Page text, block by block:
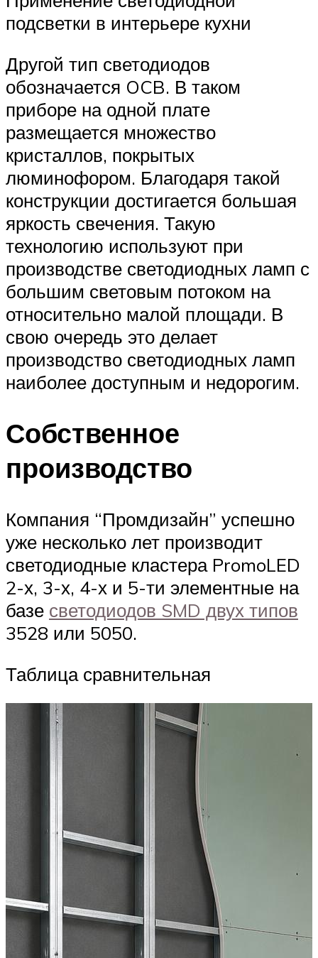
подсветки в интерьере кухни
Другой тип светодиодов
обозначается OCB. В таком
приборе на одной плате
размещается множество
кристаллов, покрытых
люминофором. Благодаря такой
конструкции достигается большая
яркость свечения. Такую
технологию используют при
производстве светодиодных ламп с
большим световым потоком на
относительно малой площади. В
свою очередь это делает
производство светодиодных ламп
наиболее доступным и недорогим.
Собственное
производство
Компания “Промдизайн” успешно
уже несколько лет производит
светодиодные кластера PromoLED
2-х, 3-х, 4-х и 5-ти элементные на
базе светодиодов SMD двух типов
3528 или 5050.
Таблица сравнительная